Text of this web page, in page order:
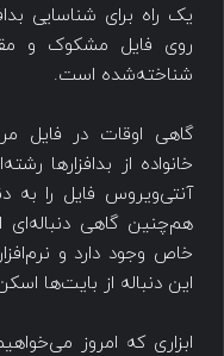
روی فایل مشکوک و
شناخته‌شده است.
گاهی اوقات در فایل
خانواده از بدافزارها
آنتی‌ویروس فایل را به
هم‌چنین گاهی
خاص وجود دارد و
این دنباله از بایت‌ها